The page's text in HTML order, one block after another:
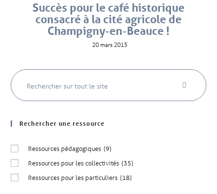
Succès pour le café historique
consacré à la cité agricole de
Champigny-en-Beauce !
20 mars 2015
Rechercher une ressource
Ressources pédagogiques (9)
Ressources pour les collectivités (35)
Ressources pour les particuliers (18)